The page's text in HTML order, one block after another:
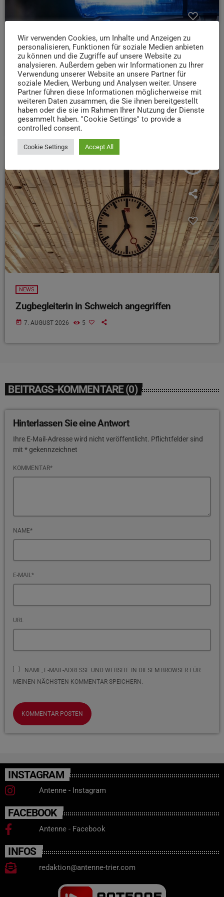
NEWS
Verkehrsunfall in Trier-Heiligkreuz
today 7. AUGUST 2026 6
NEWS
Zugbegleiterin in Schweich angegriffen
today 7. AUGUST 2026 5
BEITRAGS-KOMMENTARE (0)
Hinterlassen Sie eine Antwort
Ihre E-Mail-Adresse wird nicht veröffentlicht. Pflichtfelder sind
mit * gekennzeichnet
KOMMENTAR*
NAME*
E-MAIL*
URL
NAME, E-MAIL-ADRESSE UND WEBSITE IN DIESEM BROWSER FÜR
MEINEN NÄCHSTEN KOMMENTAR SPEICHERN.
INSTAGRAM
Antenne - Instagram
FACEBOOK
Antenne - Facebook
INFOS
redaktion@antenne-trier.com
Wir verwenden Cookies, um Inhalte und Anzeigen zu
personalisieren, Funktionen für soziale Medien anbieten
zu können und die Zugriffe auf unsere Website zu
analysieren. Außerdem geben wir Informationen zu Ihrer
Verwendung unserer Website an unsere Partner für
soziale Medien, Werbung und Analysen weiter. Unsere
Partner führen diese Informationen möglicherweise mit
weiteren Daten zusammen, die Sie ihnen bereitgestellt
haben oder die sie im Rahmen Ihrer Nutzung der Dienste
gesammelt haben. "Cookie Settings" to provide a
controlled consent.
Cookie Settings Accept All